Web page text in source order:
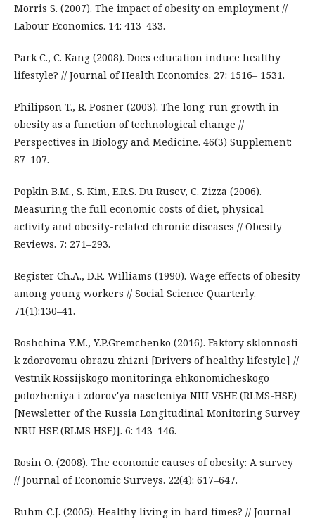
Morris S. (2007). The impact of obesity on employment //
Labour Economics. 14: 413–433.
Park C., C. Kang (2008). Does education induce healthy
lifestyle? // Journal of Health Economics. 27: 1516– 1531.
Philipson T., R. Posner (2003). The long-run growth in
obesity as a function of technological change //
Perspectives in Biology and Medicine. 46(3) Supplement:
87–107.
Popkin B.M., S. Kim, E.R.S. Du Rusev, C. Zizza (2006).
Measuring the full economic costs of diet, physical
activity and obesity-related chronic diseases // Obesity
Reviews. 7: 271–293.
Register Ch.A., D.R. Williams (1990). Wage effects of obesity
among young workers // Social Science Quarterly.
71(1):130–41.
Roshchina Y.M., Y.P.Gremchenko (2016). Faktory sklonnosti
k zdorovomu obrazu zhizni [Drivers of healthy lifestyle] //
Vestnik Rossijskogo monitoringa ehkonomicheskogo
polozheniya i zdorov'ya naseleniya NIU VSHE (RLMS-HSE)
[Newsletter of the Russia Longitudinal Monitoring Survey
NRU HSE (RLMS HSE)]. 6: 143–146.
Rosin O. (2008). The economic causes of obesity: A survey
// Journal of Economic Surveys. 22(4): 617–647.
Ruhm C.J. (2005). Healthy living in hard times? // Journal